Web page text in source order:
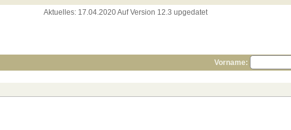
Aktuelles: 17.04.2020 Auf Version 12.3 upgedatet
Vorname: